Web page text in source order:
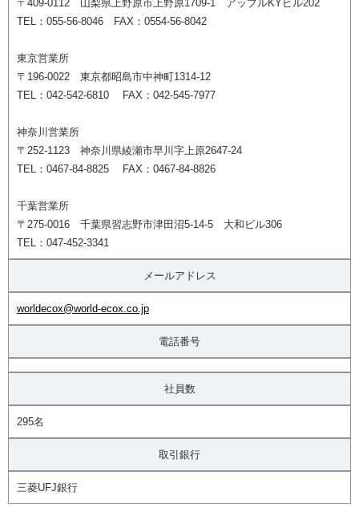
〒409-0112 山梨県上野原市上野原1709-1 アップルKYビル202
TEL：055-56-8046 FAX：0554-56-8042
東京営業所
〒196-0022 東京都昭島市中神町1314-12
TEL：042-542-6810 FAX：042-545-7977
神奈川営業所
〒252-1123 神奈川県綾瀬市早川字上原2647-24
TEL：0467-84-8825 FAX：0467-84-8826
千葉営業所
〒275-0016 千葉県習志野市津田沼5-14-5 大和ビル306
TEL：047-452-3341
メールアドレス
worldecox@world-ecox.co.jp
電話番号
社員数
295名
取引銀行
三菱UFJ銀行